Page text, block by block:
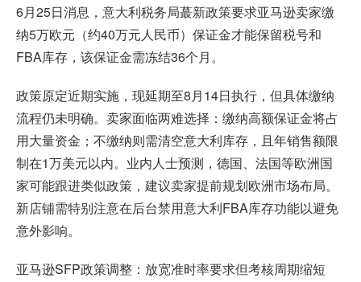
6月25日消息，意大利税务局蕞新政策要求亚马逊卖家缴
纳5万欧元（约40万元人民币）保证金才能保留税号和
FBA库存，该保证金需冻结36个月。
政策原定近期实施，现延期至8月14日执行，但具体缴纳
流程仍未明确。卖家面临两难选择：缴纳高额保证金将占
用大量资金；不缴纳则需清空意大利库存，且年销售额限
制在1万美元以内。业内人士预测，德国、法国等欧洲国
家可能跟进类似政策，建议卖家提前规划欧洲市场布局。
新店铺需特别注意在后台禁用意大利FBA库存功能以避免
意外影响。
亚马逊SFP政策调整：放宽准时率要求但考核周期缩短